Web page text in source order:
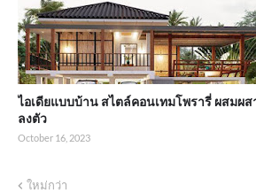
ไอเดียแบบบ้าน สไตล์คอนเทมโพรารี่ ผสมผ
ลงตัว
October 16, 2023
ใหม่กว่า